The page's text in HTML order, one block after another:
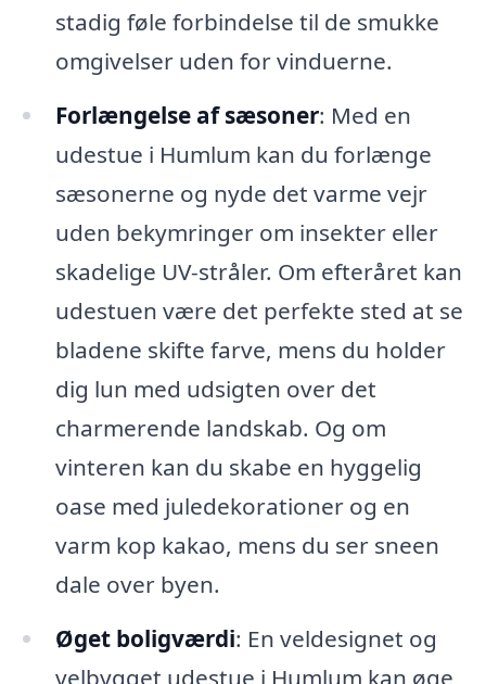
stadig føle forbindelse til de smukke
omgivelser uden for vinduerne.
Forlængelse af sæsoner: Med en
udestue i Humlum kan du forlænge
sæsonerne og nyde det varme vejr
uden bekymringer om insekter eller
skadelige UV-stråler. Om efteråret kan
udestuen være det perfekte sted at se
bladene skifte farve, mens du holder
dig lun med udsigten over det
charmerende landskab. Og om
vinteren kan du skabe en hyggelig
oase med juledekorationer og en
varm kop kakao, mens du ser sneen
dale over byen.
Øget boligværdi: En veldesignet og
velbygget udestue i Humlum kan øge